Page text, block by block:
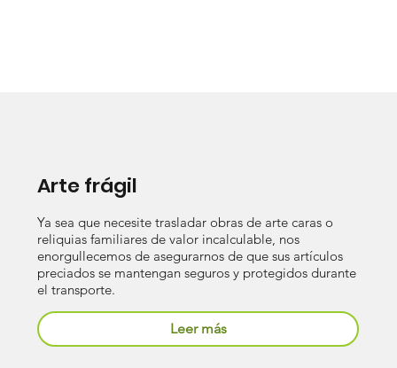
Arte frágil
Leer más
Ya sea que necesite trasladar obras de arte caras o
reliquias familiares de valor incalculable, nos
enorgullecemos de asegurarnos de que sus artículos
preciados se mantengan seguros y protegidos durante
el transporte.